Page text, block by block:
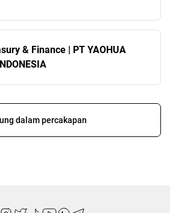
& Finance | PT YAOHUA
dalam percakapan